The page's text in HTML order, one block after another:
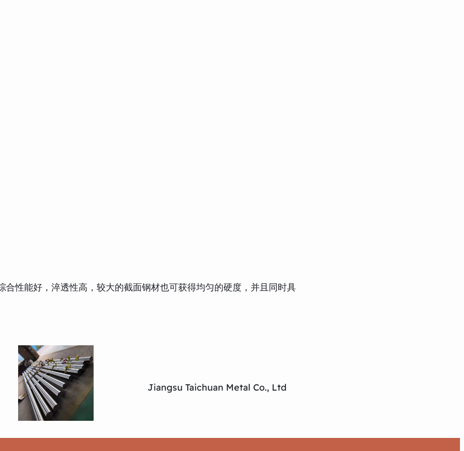
性能好，淬透性高，较大的截面钢材也可获得均匀的硬度，并且同时具
Jiangsu Taichuan Metal Co., Ltd